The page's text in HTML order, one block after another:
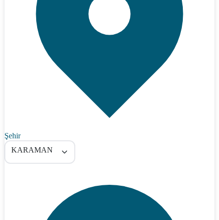
Şehir
KARAMAN